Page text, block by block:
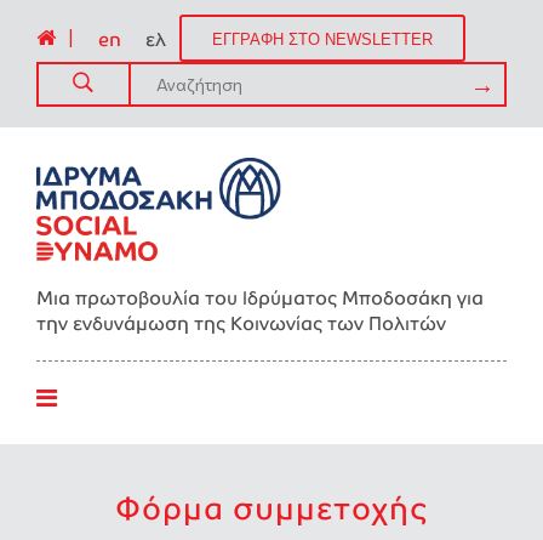
en ελ ΕΓΓΡΑΦΗ ΣΤΟ NEWSLETTER
Μια πρωτοβουλία του Ιδρύματος Μποδοσάκη για
την ενδυνάμωση της Kοινωνίας των Πολιτών
Φόρμα συμμετοχής